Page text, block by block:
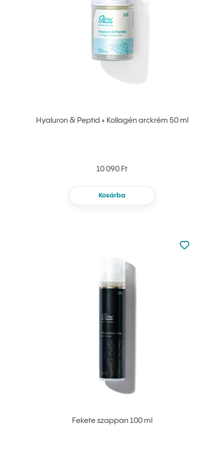
Hyaluron & Peptid + Kollagén arckrém 50 ml
10 090 Ft
Kosárba
Fekete szappan 100 ml
Nincsen
Hozzáadás